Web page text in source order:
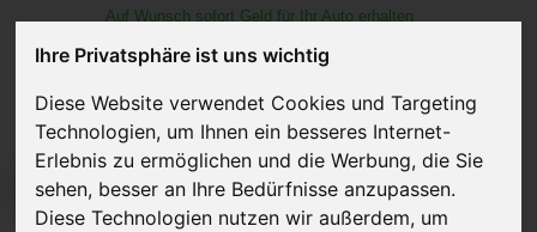
Ihre Privatsphäre ist uns wichtig
Diese Website verwendet Cookies und Targeting
Technologien, um Ihnen ein besseres Internet-
Erlebnis zu ermöglichen und die Werbung, die Sie
sehen, besser an Ihre Bedürfnisse anzupassen.
Diese Technologien nutzen wir außerdem, um
Auf Wunsch sofort Geld für Ihr Auto erhalten
JETZT KOSTENLOSE BEWERTUNG